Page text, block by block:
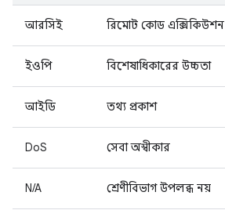
আরসিই রিমোট কোড এক্সিকিউশন
ইওপি বিশেষাধিকারের উচ্চতা
আইডি তথ্য প্রকাশ
DoS সেবা অস্বীকার
N/A শ্রেণীবিভাগ উপলব্ধ নয়